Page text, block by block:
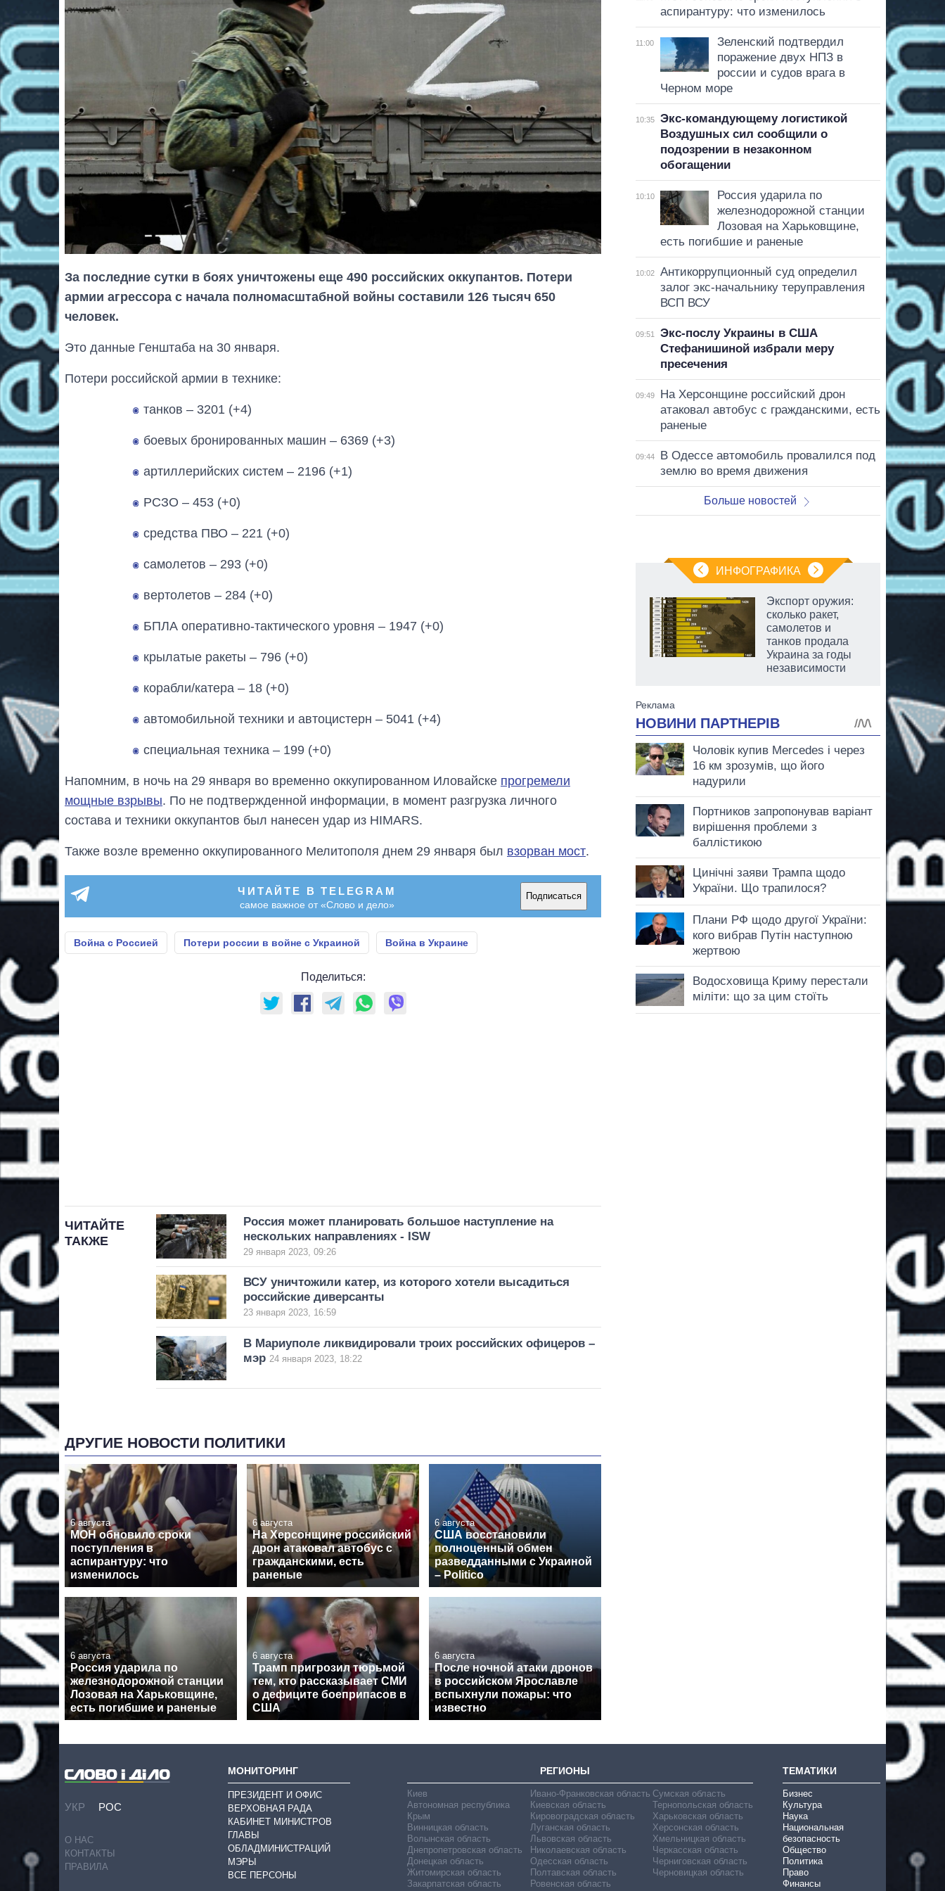
За последние сутки в боях уничтожены еще 490 российских оккупантов. Потери
армии агрессора с начала полномасштабной войны составили 126 тысяч 650
человек.
Это данные Генштаба на 30 января.
Потери российской армии в технике:
танков ‒ 3201 (+4)
боевых бронированных машин ‒ 6369 (+3)
артиллерийских систем – 2196 (+1)
РСЗО – 453 (+0)
средства ПВО ‒ 221 (+0)
самолетов – 293 (+0)
вертолетов – 284 (+0)
БПЛА оперативно-тактического уровня – 1947 (+0)
крылатые ракеты ‒ 796 (+0)
корабли/катера ‒ 18 (+0)
автомобильной техники и автоцистерн – 5041 (+4)
специальная техника ‒ 199 (+0)
Напомним, в ночь на 29 января во временно оккупированном Иловайске прогремели
мощные взрывы. По не подтвержденной информации, в момент разгрузка личного
состава и техники оккупантов был нанесен удар из HIMARS.
Также возле временно оккупированного Мелитополя днем 29 января был взорван мост.
ЧИТАЙТЕ В TELEGRAM
самое важное от «Слово и дело»
Подписаться
Война с Россией Потери россии в войне с Украиной Война в Украине
Поделиться:
ЧИТАЙТЕ
ТАКЖЕ
Россия может планировать большое наступление на
нескольких направлениях - ISW
29 января 2023, 09:26
ВСУ уничтожили катер, из которого хотели высадиться
российские диверсанты
23 января 2023, 16:59
В Мариуполе ликвидировали троих российских офицеров –
мэр 24 января 2023, 18:22
ДРУГИЕ НОВОСТИ ПОЛИТИКИ
6 августа
МОН обновило сроки
поступления в
аспирантуру: что
изменилось
6 августа
На Херсонщине российский
дрон атаковал автобус с
гражданскими, есть
раненые
6 августа
США восстановили
полноценный обмен
разведданными с Украиной
– Politico
6 августа
Россия ударила по
железнодорожной станции
Лозовая на Харьковщине,
есть погибшие и раненые
6 августа
Трамп пригрозил тюрьмой
тем, кто рассказывает СМИ
о дефиците боеприпасов в
США
6 августа
После ночной атаки дронов
в российском Ярославле
вспыхнули пожары: что
известно
аспирантуру: что изменилось
11:00
Зеленский подтвердил
поражение двух НПЗ в
россии и судов врага в
Черном море
10:35
Экс-командующему логистикой
Воздушных сил сообщили о
подозрении в незаконном
обогащении
10:10
Россия ударила по
железнодорожной станции
Лозовая на Харьковщине,
есть погибшие и раненые
10:02
Антикоррупционный суд определил
залог экс-начальнику теруправления
ВСП ВСУ
09:51
Экс-послу Украины в США
Стефанишиной избрали меру
пресечения
09:49
На Херсонщине российский дрон
атаковал автобус с гражданскими, есть
раненые
09:44
В Одессе автомобиль провалился под
землю во время движения
Больше новостей
ИНФОГРАФИКА
Экспорт оружия:
сколько ракет,
самолетов и
танков продала
Украина за годы
независимости
УКР РОС
О НАС
КОНТАКТЫ
ПРАВИЛА
МОНИТОРИНГ
ПРЕЗИДЕНТ И ОФИС
ВЕРХОВНАЯ РАДА
КАБИНЕТ МИНИСТРОВ
ГЛАВЫ
ОБЛАДМИНИСТРАЦИЙ
МЭРЫ
ВСЕ ПЕРСОНЫ
РЕГИОНЫ
Киев
Автономная республика
Крым
Винницкая область
Волынская область
Днепропетровская область
Донецкая область
Житомирская область
Закарпатская область
Ивано-Франковская область
Киевская область
Кировоградская область
Луганская область
Львовская область
Николаевская область
Одесская область
Полтавская область
Ровенская область
Сумская область
Тернопольская область
Харьковская область
Херсонская область
Хмельницкая область
Черкасская область
Черниговская область
Черновицкая область
ТЕМАТИКИ
Бизнес
Культура
Наука
Национальная
безопасность
Общество
Политика
Право
Финансы